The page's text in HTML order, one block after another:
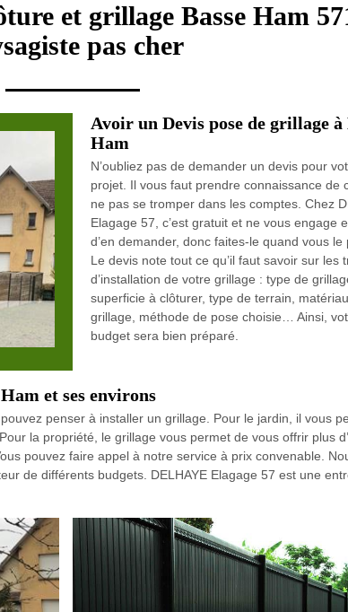
et grillage Basse Ham
pas cher
Avoir un Devis pose de grillage à
Ham
N’oubliez pas de demander un devis pour
projet. Il vous faut prendre connaissance de
ne pas se tromper dans les comptes. Chez
Elagage 57, c’est gratuit et ne vous engage
d’en demander, donc faites-le quand vous le
Le devis note tout ce qu’il faut savoir sur les
d’installation de votre grillage : type de
superficie à clôturer, type de terrain,
grillage, méthode de pose choisie… Ainsi,
budget sera bien préparé.
et ses environs
penser à installer un grillage. Pour le jardin, il vous
la propriété, le grillage vous permet de vous offrir plus
pouvez faire appel à notre service à prix convenable.
de différents budgets. DELHAYE Elagage 57 est une